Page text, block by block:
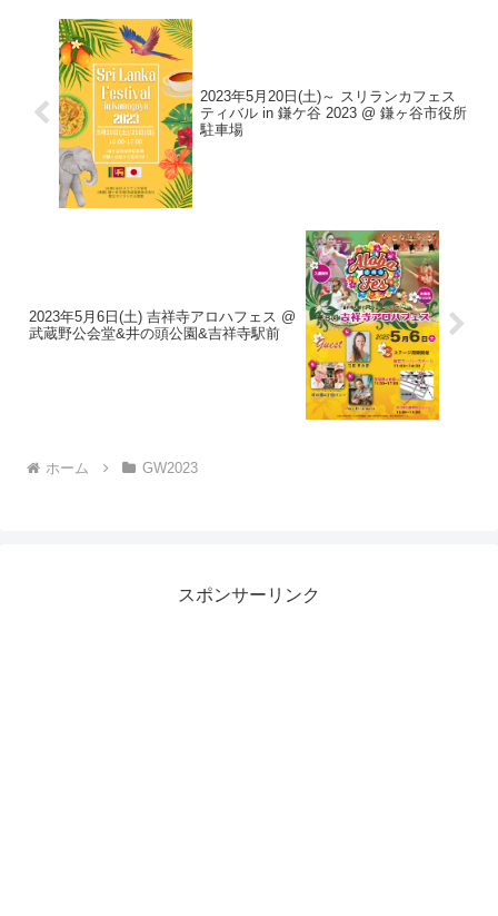
2023年5月20日(土)～ スリランカフェス
ティバル in 鎌ケ谷 2023 @ 鎌ヶ谷市役所
駐車場
2023年5月6日(土) 吉祥寺アロハフェス @
武蔵野公会堂&井の頭公園&吉祥寺駅前
ホーム GW2023
スポンサーリンク